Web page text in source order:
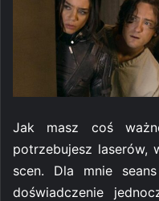
Jak masz coś
potrzebujesz laserów,
scen. Dla mnie
doświadczenie